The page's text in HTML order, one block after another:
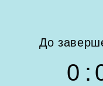
До
0 :